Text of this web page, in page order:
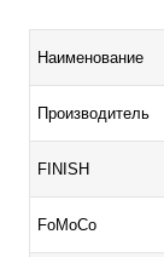
Наименование
Производитель
FINISH
FoMoCo